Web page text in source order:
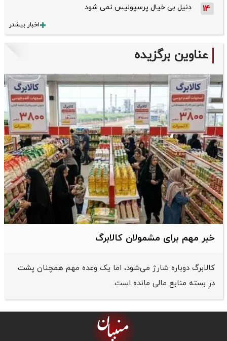
14 دنیل بی خیال پرسپولیس نمی شود
اخبار بیشتر
عناوین برگزیده
خبر مهم برای مشمولان کالابرگ
کالابرگ دوباره شارژ می‌شود، اما یک وعده مهم همچنان پشت
درِ بسته منابع مالی مانده است.